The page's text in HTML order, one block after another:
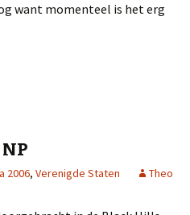
want momenteel is het erg
2006, Verenigde Staten Theo